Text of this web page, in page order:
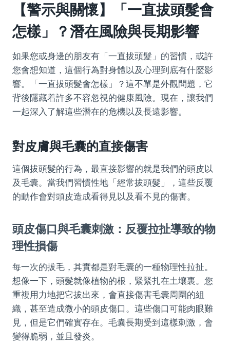
【警示與關懷】「一直拔頭髮會
怎樣」？潛在風險與長期影響
如果您或身邊的朋友有「一直拔頭髮」的習慣，或許
您會想知道，這個行為對身體以及心理到底有什麼影
響。「一直拔頭髮會怎樣」？這不單是外觀問題，它
背後隱藏着許多不容忽視的健康風險。現在，讓我們
一起深入了解這些潛在的危機以及長遠影響。
對皮膚與毛囊的直接傷害
這個拔頭髮的行為，最直接影響的就是我們的頭皮以
及毛囊。當我們習慣性地「經常拔頭髮」，這些反覆
的動作會對頭皮造成看得見以及看不見的傷害。
頭皮傷口與毛囊刺激：反覆拉扯導致的物
理性損傷
每一次的拔毛，其實都是對毛囊的一種物理性拉扯。
想像一下，頭髮就像植物的根，緊緊扎在土壤裏。您
重複用力地把它拔出來，會直接傷害毛囊周圍的組
織，甚至造成微小的頭皮傷口。這些傷口可能肉眼難
見，但是它們確實存在。毛囊長期受到這樣刺激，會
變得脆弱，並且發炎。